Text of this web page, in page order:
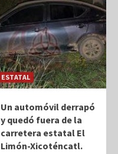
ESTATAL
Un automóvil derrapó
y quedó fuera de la
carretera estatal El
Limón-Xicoténcatl.